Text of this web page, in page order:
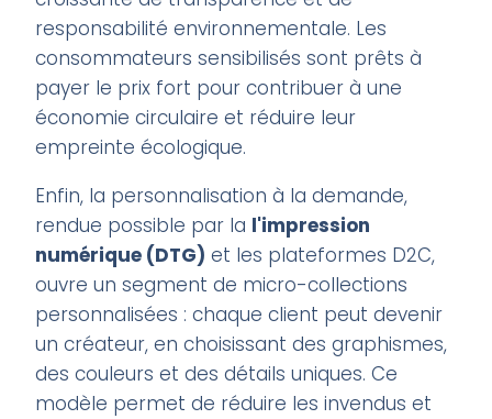
responsabilité environnementale. Les
consommateurs sensibilisés sont prêts à
payer le prix fort pour contribuer à une
économie circulaire et réduire leur
empreinte écologique.
Enfin, la personnalisation à la demande,
rendue possible par la l'impression
numérique (DTG) et les plateformes D2C,
ouvre un segment de micro-collections
personnalisées : chaque client peut devenir
un créateur, en choisissant des graphismes,
des couleurs et des détails uniques. Ce
modèle permet de réduire les invendus et